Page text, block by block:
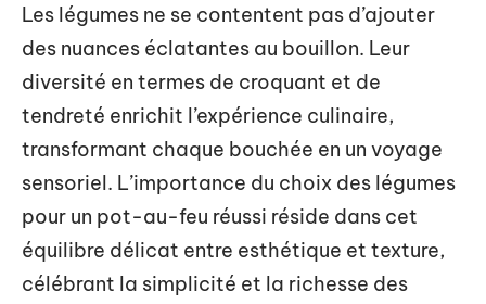
Les légumes ne se contentent pas d’ajouter
des nuances éclatantes au bouillon. Leur
diversité en termes de croquant et de
tendreté enrichit l’expérience culinaire,
transformant chaque bouchée en un voyage
sensoriel. L’importance du choix des légumes
pour un pot-au-feu réussi réside dans cet
équilibre délicat entre esthétique et texture,
célébrant la simplicité et la richesse des